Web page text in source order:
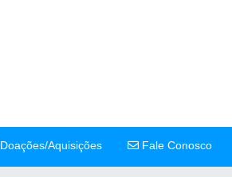
Doações/Aquisições Fale Conosco